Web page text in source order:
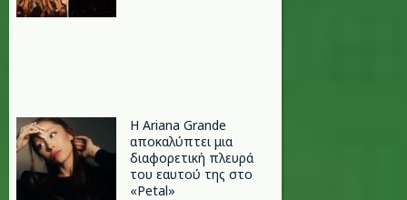
Η Ariana Grande
αποκαλύπτει μια
διαφορετική πλευρά
του εαυτού της στο
«Petal»